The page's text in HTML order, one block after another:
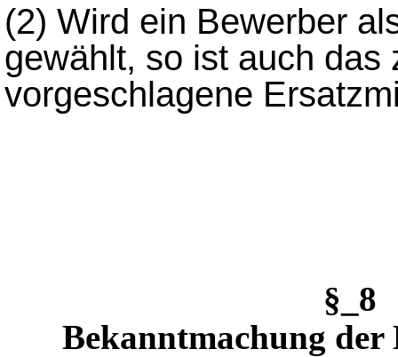
(2) Wird ein Bewerber
gewählt, so ist auch das
vorgeschlagene
§_8
Bekanntmachung